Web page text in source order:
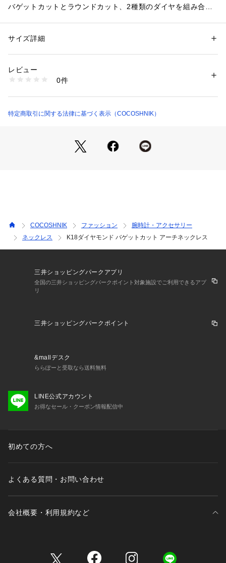
バゲットカットとラウンドカット、2種類のダイヤを組み合わ
用が可能です。
イテムです。
同シリーズのスクエアネックレス（36327、36328）、ピアス
お修理内容によっては有償の場合やお受けできない場合もござ
います。
ショップリスト・連絡先はお手数ですが、ココシュニックのお
性別：レディース
素材：YG K18 ダイヤモンド 0.09ct
商品番号：
405-36326 （ショップ）
サイズ詳細
レビュー
0件
特定商取引に関する法律に基づく表示（COCOSHNIK）
COCOSHNIK ファッション
腕時計・アクセサリー
ネックレス
K18ダイヤモンド バゲットカット アーチネックレス
三井ショッピングパークアプリ
全国の三井ショッピングパークポイント対象施設でご利用できるアプ
リ
三井ショッピングパークポイント
&mallデスク
ららぽーと受取なら送料無料
LINE公式アカウント
お得なセール・クーポン情報配信中
初めての方へ
よくある質問・お問い合わせ
会社概要・利用規約など